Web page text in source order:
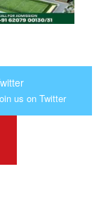
us on Twitter